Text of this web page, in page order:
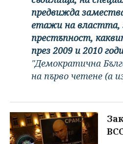
предвижда
етажи на властта,
престъпност,
през 2009 и 2010
"Демократична
на първо четене (а